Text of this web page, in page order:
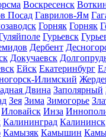
Воскресенск
Посад Гаврилов-Ям
Горняк Горняк
Гурьевск
Дербент
Докучаевск
Ейск Екатеринбург
Илимский
Двина Заполярный
Зея Зима Зимогорье
Иловайск Инза
Калининград Калининск
Камызяк Камышин